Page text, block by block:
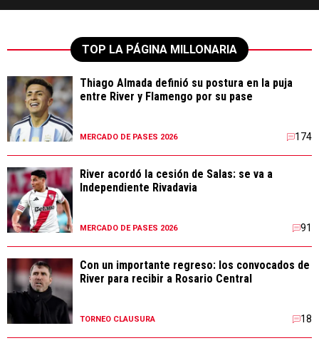
TOP LA PÁGINA MILLONARIA
Thiago Almada definió su postura en la puja
entre River y Flamengo por su pase
MERCADO DE PASES 2026 174
River acordó la cesión de Salas: se va a
Independiente Rivadavia
MERCADO DE PASES 2026 91
Con un importante regreso: los convocados de
River para recibir a Rosario Central
TORNEO CLAUSURA 18